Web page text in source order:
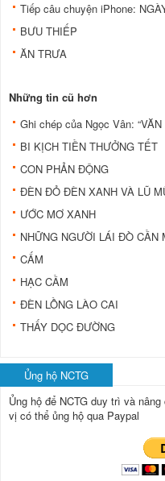
Tiếp câu chuyện iPhone:
BƯU THIẾP
ĂN TRƯA
Những tin cũ hơn
Ghi chép của Ngọc Vân:
BI KỊCH TIỀN THƯỞNG TẾT
CON PHẢN ĐỘNG
ÐÈN ÐỎ ÐÈN XANH VÀ LŨ
ƯỚC MƠ XANH
NHỮNG NGƯỜI LÁI ÐÒ CẦN
CẤM
HẠC CẦM
ÐÈN LỒNG LÀO CAI
THẤY DỌC ĐƯỜNG
Ủng hộ NCTG
Ủng hộ để NCTG duy trì và
vị có thể ủng hộ qua Paypal